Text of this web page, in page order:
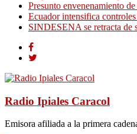
Presunto envenenamiento
Ecuador intensifica
SINDESENA se retracta de
Radio Ipiales Caracol
Emisora afiliada a la primera